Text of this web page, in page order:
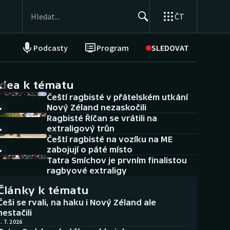
ČT
Podcasty Program SLEDOVAT
NEPŘEHLÉDNĚTE
Historické návraty
Aplikace ČT sport
AZ kvíz
k tématu
Čeští ragbisté v přátelském utkání
Nový Zéland nezaskočili
Ragbisté Říčan se vrátili na
extraligový trůn
Čeští ragbisté na vozíku na ME
zabojují o páté místo
Tatra Smíchov je prvním finalistou
ragbyové extraligy
k tématu
se rvali, na haku i Nový Zéland ale
7. 2026